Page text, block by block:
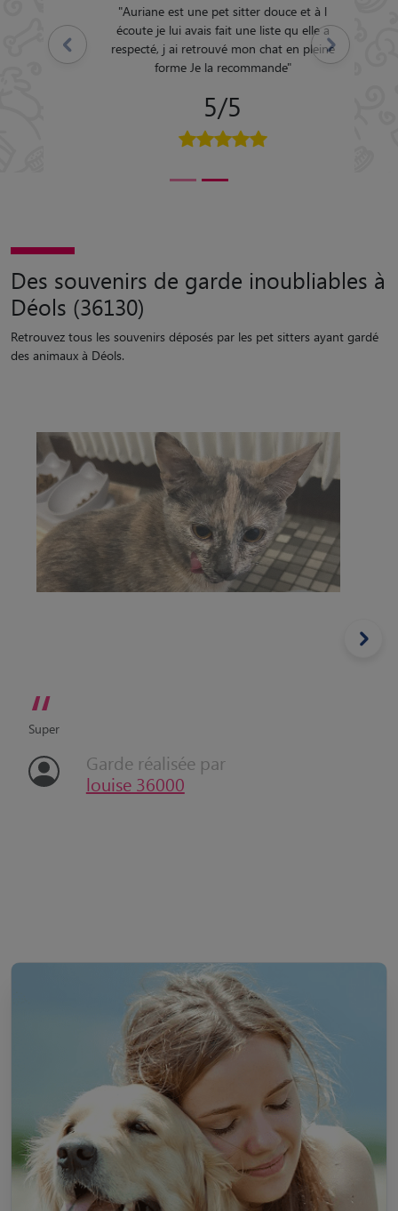
Auriane est une pet sitter douce et à l
écoute je lui avais fait une liste qu elle a
respecté, j ai retrouvé mon chat en pleine
forme Je la recommande"
5/5
Précédent Suivant
Des souvenirs de garde inoubliables à
Déols (36130)
Retrouvez tous les souvenirs déposés par les pet sitters ayant gardé
des animaux à Déols.
“
Super
Garde réalisée par
louise 36000